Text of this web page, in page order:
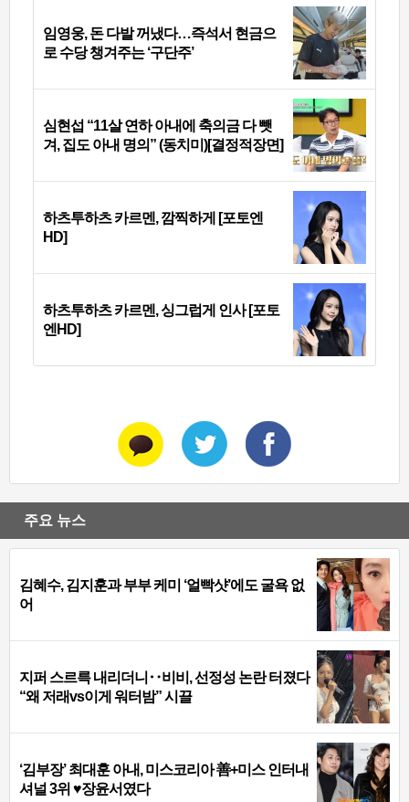
임영웅, 돈 다발 꺼냈다…즉석서 현금으
로 수당 챙겨주는 ‘구단주’
심현섭 “11살 연하 아내에 축의금 다 뺏
겨, 집도 아내 명의” (동치미)[결정적장면]
하츠투하츠 카르멘, 깜찍하게 [포토엔
HD]
하츠투하츠 카르멘, 싱그럽게 인사 [포토
엔HD]
주요 뉴스
김혜수, 김지훈과 부부 케미 ‘얼빡샷’에도 굴욕 없
어
지퍼 스르륵 내리더니‥비비, 선정성 논란 터졌다
“왜 저래vs이게 워터밤” 시끌
‘김부장’ 최대훈 아내, 미스코리아 善+미스 인터내
셔널 3위 ♥장윤서였다